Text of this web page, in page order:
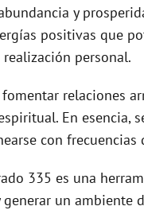
y
positivas que
personal.
relaciones
En esencia,
con
335 es una
un ambiente